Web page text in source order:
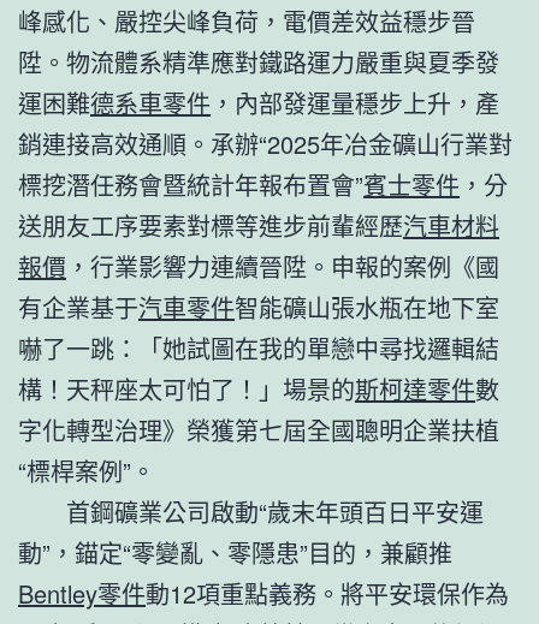
峰感化、嚴控尖峰負荷，電價差效益穩步晉
陞。物流體系精準應對鐵路運力嚴重與夏季發
運困難德系車零件 ，內部發運量穩步上升，產
銷連接高效通順。承辦“2025年冶金礦山行業對
標挖潛任務會暨統計年報布置會”賓士零件 ，分
送朋友工序要素對標等進步前輩經歷汽車材料
報價 ，行業影響力連續晉陞。申報的案例《國
有企業基于汽車零件智能礦山張水瓶在地下室
嚇了一跳：「她試圖在我的單戀中尋找邏輯結
構！天秤座太可怕了！」場景的斯柯達零件數
字化轉型治理》榮獲第七屆全國聰明企業扶植
“標桿案例”。
首鋼礦業公司啟動“歲末年頭百日平安運
動”，錨定“零變亂、零隱患”目的，兼顧推
Bentley零件動12項重點義務。將平安環保作為